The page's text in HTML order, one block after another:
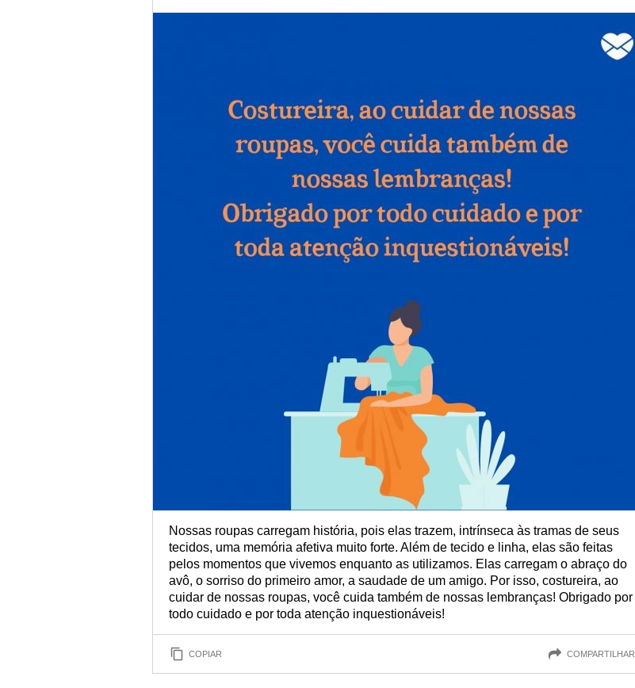
Nossas roupas carregam história, pois elas trazem, intrínseca às tramas de seus
tecidos, uma memória afetiva muito forte. Além de tecido e linha, elas são feitas
pelos momentos que vivemos enquanto as utilizamos. Elas carregam o abraço do
avô, o sorriso do primeiro amor, a saudade de um amigo. Por isso, costureira, ao
cuidar de nossas roupas, você cuida também de nossas lembranças! Obrigado por
todo cuidado e por toda atenção inquestionáveis!
COPIAR COMPARTILHAR